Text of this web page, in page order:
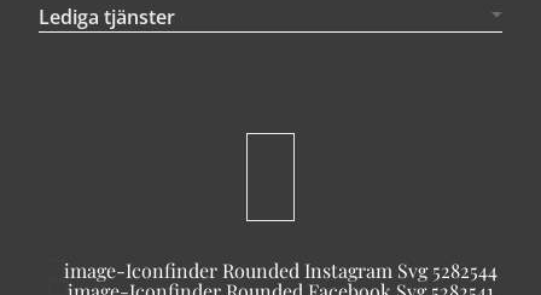
Lediga tjänster